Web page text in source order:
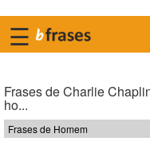
☰
Frases de Charlie
ho...
Frases de Homem